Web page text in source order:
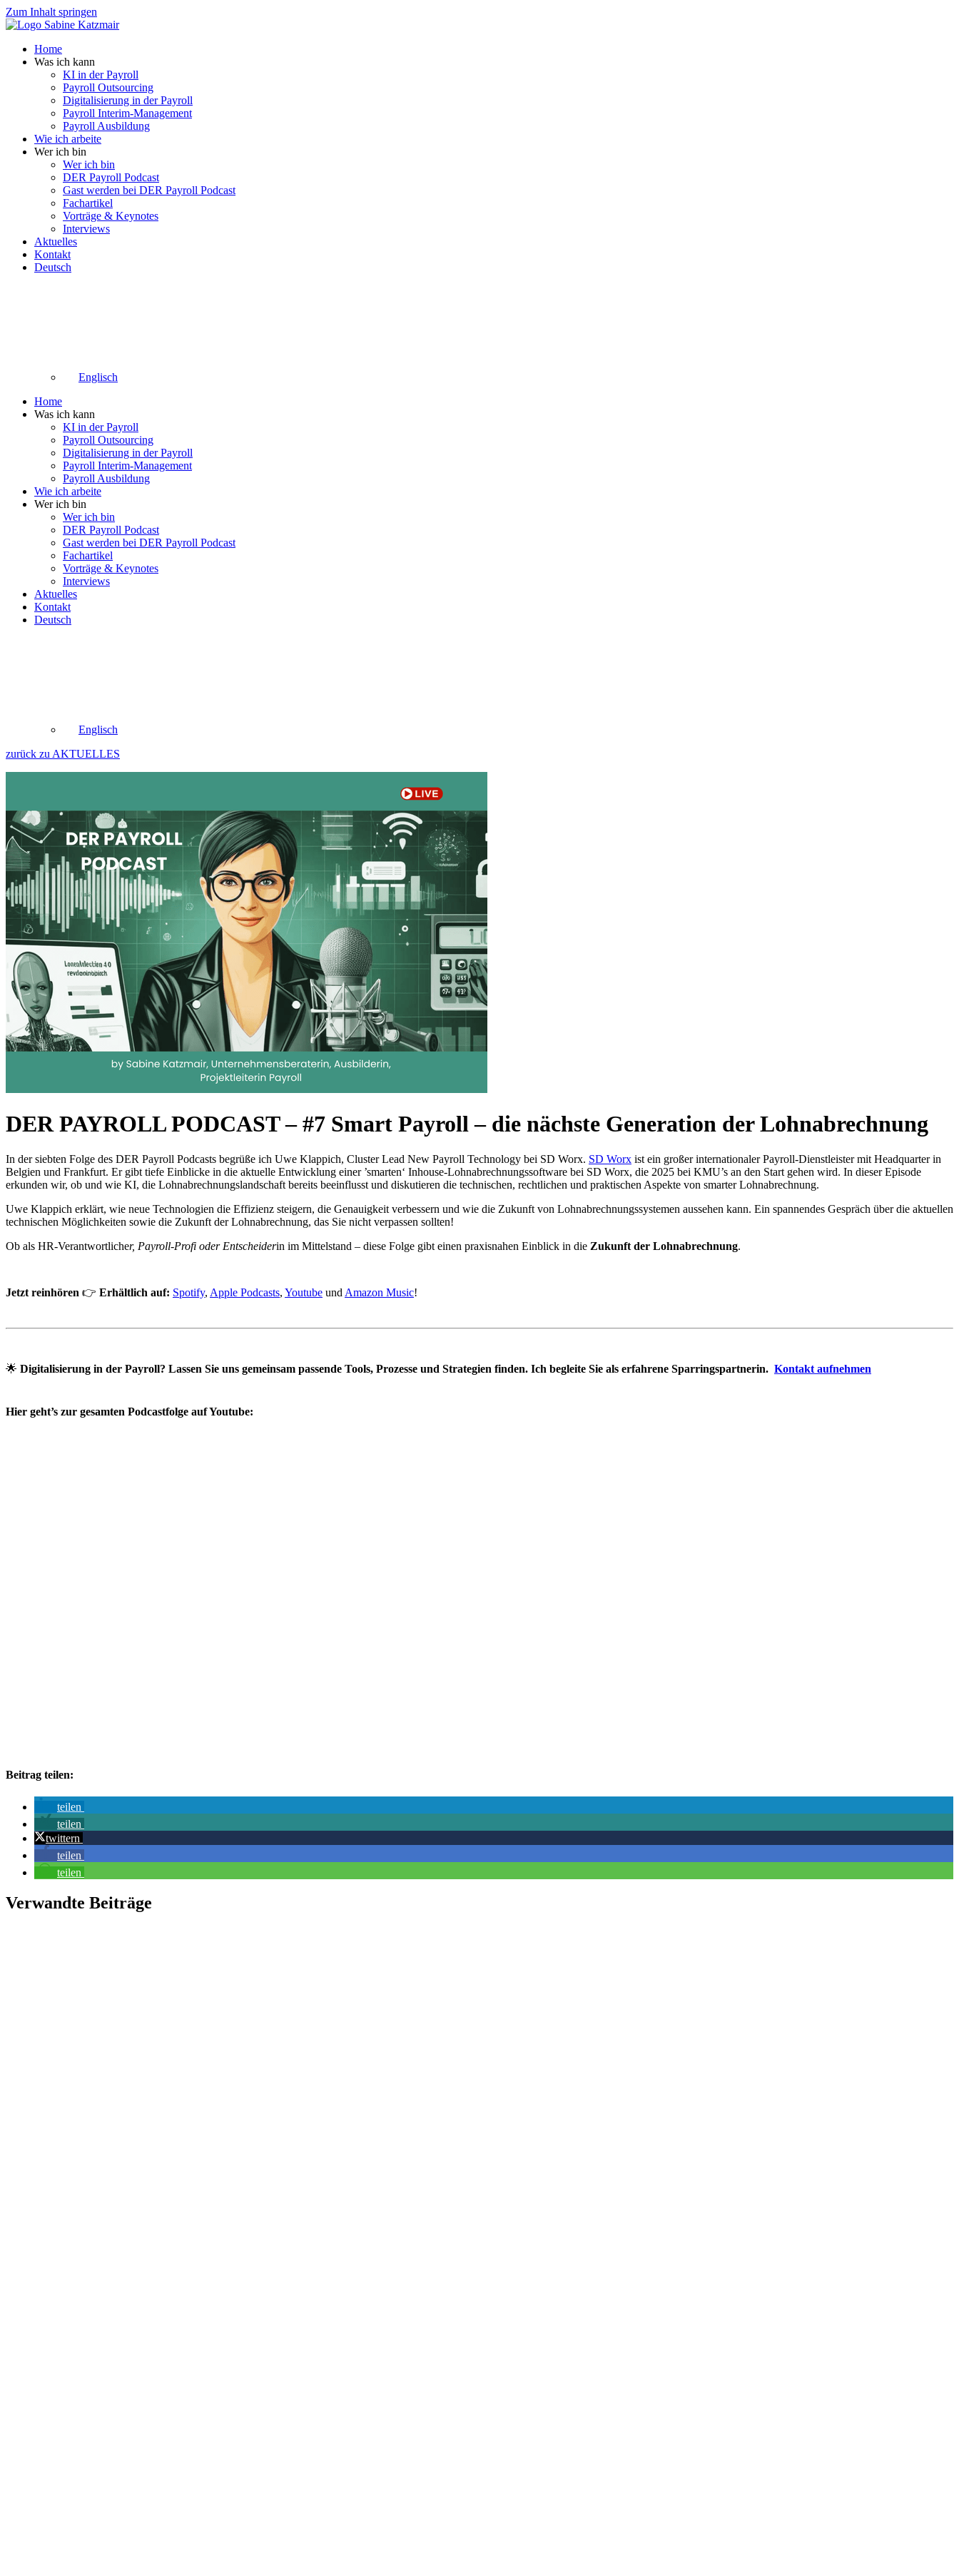
Zum Inhalt springen
Home
Was ich kann
KI in der Payroll
Payroll Outsourcing
Digitalisierung in der Payroll
Payroll Interim-Management
Payroll Ausbildung
Wie ich arbeite
Wer ich bin
Wer ich bin
DER Payroll Podcast
Gast werden bei DER Payroll Podcast
Fachartikel
Vorträge & Keynotes
Interviews
Aktuelles
Kontakt
Deutsch
Englisch
Home
Was ich kann
KI in der Payroll
Payroll Outsourcing
Digitalisierung in der Payroll
Payroll Interim-Management
Payroll Ausbildung
Wie ich arbeite
Wer ich bin
Wer ich bin
DER Payroll Podcast
Gast werden bei DER Payroll Podcast
Fachartikel
Vorträge & Keynotes
Interviews
Aktuelles
Kontakt
Deutsch
Englisch
zurück zu AKTUELLES
DER PAYROLL PODCAST – #7 Smart Payroll – die nächste Generation der Lohnabrechnung
In der siebten Folge des DER Payroll Podcasts begrüße ich Uwe Klappich, Cluster Lead New Payroll Technology bei SD Worx. SD Worx ist ein großer internationaler Payroll-Dienstleister mit Headquarter in
Belgien und Frankfurt. Er gibt tiefe Einblicke in die aktuelle Entwicklung einer ’smarten‘ Inhouse-Lohnabrechnungssoftware bei SD Worx, die 2025 bei KMU’s an den Start gehen wird. In dieser Episode
erkunden wir, ob und wie KI, die Lohnabrechnungslandschaft bereits beeinflusst und diskutieren die technischen, rechtlichen und praktischen Aspekte von smarter Lohnabrechnung.
Uwe Klappich erklärt, wie neue Technologien die Effizienz steigern, die Genauigkeit verbessern und wie die Zukunft von Lohnabrechnungssystemen aussehen kann. Ein spannendes Gespräch über die aktuellen
technischen Möglichkeiten sowie die Zukunft der Lohnabrechnung, das Sie nicht verpassen sollten!
Ob als HR-Verantwortlicher, Payroll-Profi oder Entscheiderin im Mittelstand – diese Folge gibt einen praxisnahen Einblick in die Zukunft der Lohnabrechnung.
Jetzt reinhören 👉 Erhältlich auf: Spotify, Apple Podcasts, Youtube und Amazon Music!
🌟 Digitalisierung in der Payroll? Lassen Sie uns gemeinsam passende Tools, Prozesse und Strategien finden. Ich begleite Sie als erfahrene Sparringspartnerin. Kontakt aufnehmen
Hier geht’s zur gesamten Podcastfolge auf Youtube:
Beitrag teilen:
teilen
teilen
twittern
teilen
teilen
Verwandte Beiträge